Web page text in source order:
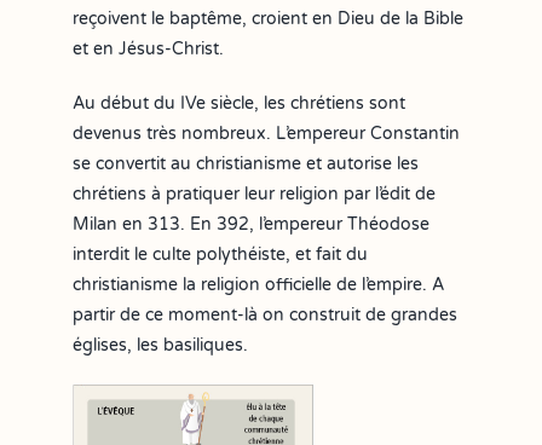
reçoivent le baptême, croient en Dieu de la Bible
et en Jésus-Christ.
Au début du IVe siècle, les chrétiens sont
devenus très nombreux. L’empereur Constantin
se convertit au christianisme et autorise les
chrétiens à pratiquer leur religion par l’édit de
Milan en 313. En 392, l’empereur Théodose
interdit le culte polythéiste, et fait du
christianisme la religion officielle de l’empire. A
partir de ce moment-là on construit de grandes
églises, les basiliques.